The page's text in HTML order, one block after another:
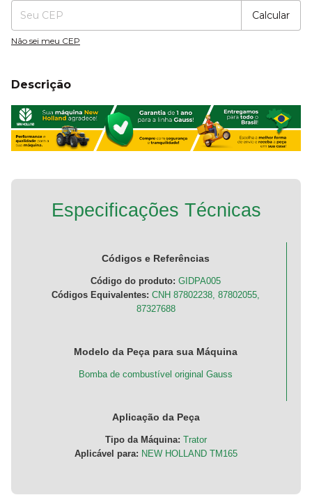
Calcular
Não sei meu CEP
Descrição
Especificações Técnicas
Códigos e Referências
Código do produto: GIDPA005
Códigos Equivalentes: CNH 87802238, 87802055,
87327688
Modelo da Peça para sua Máquina
Bomba de combustível original Gauss
Aplicação da Peça
Tipo da Máquina: Trator
Aplicável para: NEW HOLLAND TM165